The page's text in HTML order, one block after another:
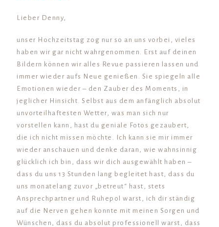
Lieber Denny,
unser Hochzeitstag zog nur so an uns vorbei, vieles
haben wir gar nicht wahrgenommen. Erst auf deinen
Bildern können wir alles Revue passieren lassen und
immer wieder aufs Neue genießen. Sie spiegeln alle
Emotionen wieder – den Zauber des Moments, in
jeglicher Hinsicht. Selbst aus dem anfänglich absolut
unvorteilhaftesten Wetter, was man sich nur
vorstellen kann, hast du geniale Fotos gezaubert,
die ich nicht missen möchte. Ich kann sie mir immer
wieder anschauen und denke daran, wie wahnsinnig
glücklich ich bin, dass wir dich ausgewählt haben –
dass du uns 13 Stunden lang begleitet hast, dass du
uns monatelang zuvor „betreut“ hast, stets
Ansprechpartner und Ruhepol warst, ich dir ständig
auf die Nerven gehen konnte mit meinen Sorgen und
Wünschen, dass du absolut professionell warst, dass